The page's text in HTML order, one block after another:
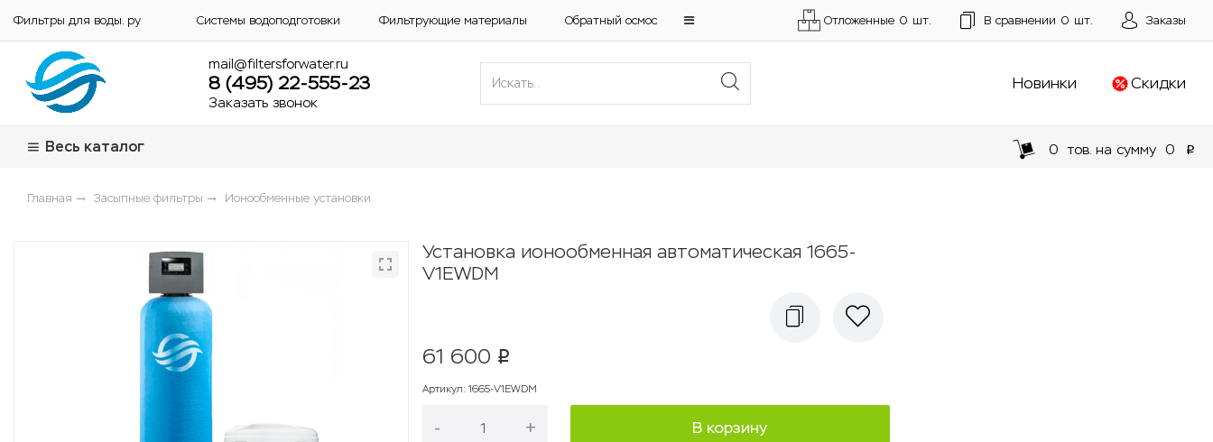
Фильтры для воды. ру Системы водоподготовки Фильтрующие материалы Обратный осмос Отложенные 0 шт. В сравнении 0 шт. Заказы
mail@filtersforwater.ru
8 (495) 22-555-23
Заказать звонок
Новинки Скидки
Весь каталог 0 тов. на сумму 0 p
Главная Засыпные фильтры Ионообменные установки
Установка ионообменная автоматическая 1665-
V1EWDM
61 600 p
Артикул:1665-V1EWDM
- + В корзину